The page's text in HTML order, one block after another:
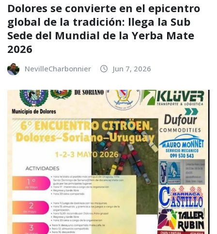
Dolores se convierte en el epicentro
global de la tradición: llega la Sub
Sede del Mundial de la Yerba Mate
2026
NevilleCharbonnier Jun 7, 2026